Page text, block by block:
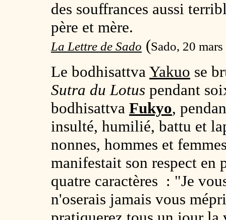
des souffrances aussi
père et mère.
La Lettre de Sado (Sado, 20
Le bodhisattva Yakuo se
Sutra du Lotus pendant
bodhisattva Fukyo,
insulté, humilié, battu et
nonnes, hommes et
manifestait son respect en
quatre caractères : "Je
n'oserais jamais vous